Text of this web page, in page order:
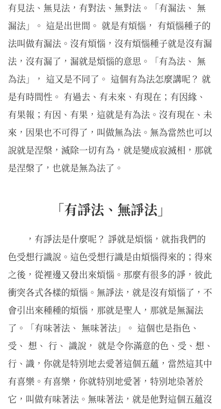
有見法、無見法，有對法、無對法。「有漏法、 無
漏法」。 這是出世間。 就是有煩惱， 有煩惱種子的
法叫做有漏法。沒有煩惱，沒有煩惱種子就是沒有漏
法，沒有漏了，漏就是煩惱的意思。「有為法、 無
為法」， 這又是不同了。 這個有為法怎麼講呢？ 就
是有時間性。 有過去、有未來、有現在；有因緣、
有果報；有因、有果，這就是有為法。沒有現在、未
來，因果也不可得了，叫做無為法。無為當然也可以
說就是涅槃，滅除一切有為，就是變成寂滅相，那就
是涅槃了，也就是無為法了。
「有諍法、無諍法」
，有諍法是什麼呢？ 諍就是煩惱，就指我們的
色受想行識說。這色受想行識是由煩惱得來的；得來
之後，從裡邊又發出來煩惱。那麼有很多的諍，彼此
衝突各式各樣的煩惱。無諍法，就是沒有煩惱了，不
會引出來種種的煩惱，那就是聖人，那就是無漏法
了。「有味著法、 無味著法」。 這個也是指色、
受、 想、 行、 識說， 就是令你滿意的色、受、想、
行、識，你就是特別地去愛著這個五蘊，當然這其中
有喜樂。有喜樂，你就特別地愛著，特別地染著於
它，叫做有味著法。無味著法，就是他對這個五蘊沒